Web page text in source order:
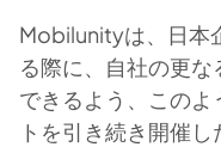
Mobilunityは、日本
る際に、自社の更
できるよう、この
トを引き続き開催し